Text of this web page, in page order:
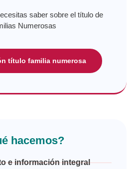
saber sobre el título de
Numerosas
título familia numerosa
hacemos?
e información integral